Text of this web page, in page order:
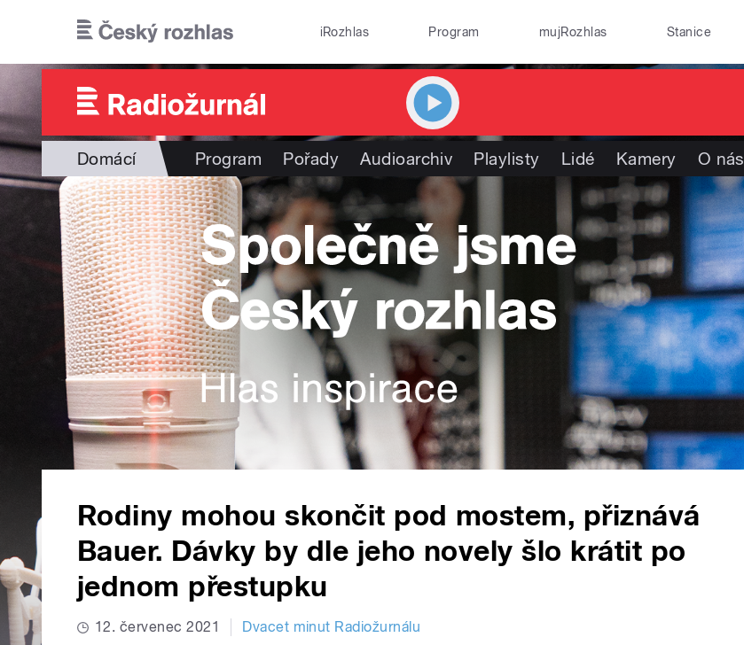
iRozhlas Program mujRozhlas Stanice
Domácí Program Pořady Audioarchiv Playlisty Lidé Kamery O nás
Rodiny mohou skončit pod mostem, přiznává
Bauer. Dávky by dle jeho novely šlo krátit po
jednom přestupku
12. červenec 2021 Dvacet minut Radiožurnálu